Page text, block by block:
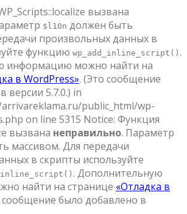
вызвана
$l10n должен быть
произвольных данных в
функцию wp_add_inline_script() .
информацию можно найти на
в WordPress». (Это сообщение
версии 5.7.0.) in
public_html/wp-
on line 5315 Notice: Функция
вызвана неправильно. Параметр
массивом. Для передачи
в скрипты используйте
. Дополнительную
найти на странице «Отладка в
сообщение было добавлено в